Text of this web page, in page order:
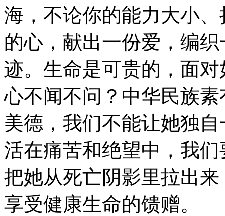
海，不论你的能力大小
的心，献出一份爱，编
迹。生命是可贵的，面
心不闻不问？中华民族
美德，我们不能让她独
活在痛苦和绝望中，我
把她从死亡阴影里拉出
享受健康生命的馈赠。